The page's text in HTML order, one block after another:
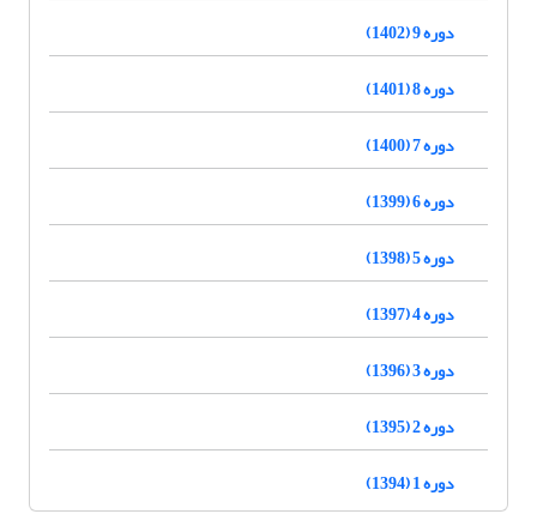
دوره 9 (1402)
دوره 8 (1401)
دوره 7 (1400)
دوره 6 (1399)
دوره 5 (1398)
دوره 4 (1397)
دوره 3 (1396)
دوره 2 (1395)
دوره 1 (1394)